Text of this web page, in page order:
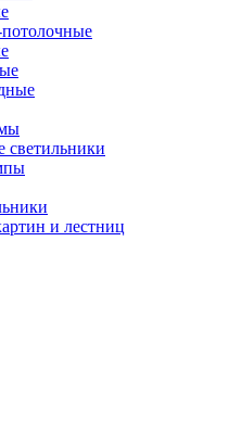
светильники
и лестниц